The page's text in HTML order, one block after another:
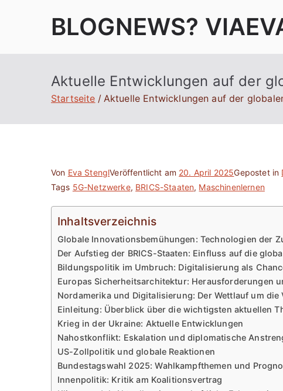
BLOGNEWS?
Aktuelle Entwicklungen auf der
Startseite Aktuelle Entwicklungen auf der
Von Eva StenglVeröffentlicht am 20. April 2025Gepostet in
Tags 5G-Netzwerke, BRICS-Staaten, Maschinenlernen
Inhaltsverzeichnis
Globale Innovationsbemühungen: Technologien der
Der Aufstieg der BRICS-Staaten: Einfluss auf die
Bildungspolitik im Umbruch: Digitalisierung als
Europas Sicherheitsarchitektur: Herausforderungen
Nordamerika und Digitalisierung: Der Wettlauf um die
Einleitung: Überblick über die wichtigsten aktuellen
Krieg in der Ukraine: Aktuelle Entwicklungen
Nahostkonflikt: Eskalation und diplomatische
US-Zollpolitik und globale Reaktionen
Bundestagswahl 2025: Wahlkampfthemen und
Innenpolitik: Kritik am Koalitionsvertrag